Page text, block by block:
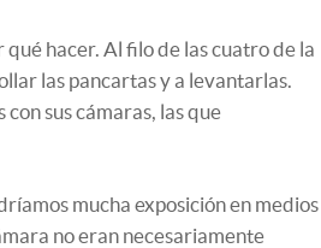
qué hacer. Al filo de las cuatro de la
las pancartas y a levantarlas.
sus cámaras, las que
mucha exposición en medios
no eran necesariamente